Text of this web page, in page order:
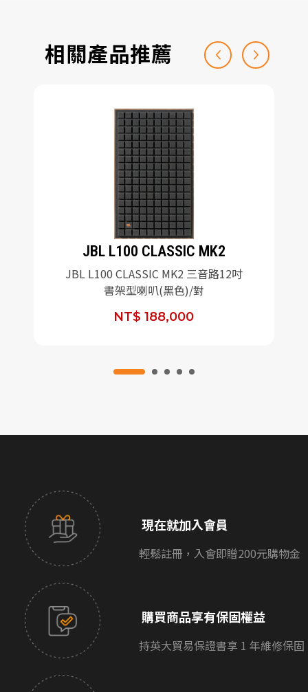
相關產品推薦
JBL L100 CLASSIC MK2
JBL L100 CLASSIC MK2 三音路12吋
書架型喇叭(黑色)/對
NT$ 188,000
現在就加入會員
輕鬆註冊，入會即贈200元購物金
購買商品享有保固權益
持英大貿易保證書享 1 年維修保固